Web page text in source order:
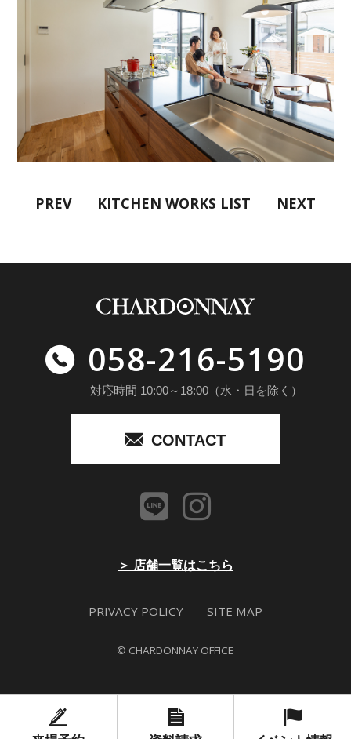
PREV KITCHEN WORKS LIST NEXT
058-216-5190
対応時間 10:00～18:00（水・日を除く）
CONTACT
＞ 店舗一覧はこちら
PRIVACY POLICY SITE MAP
© CHARDONNAY OFFICE